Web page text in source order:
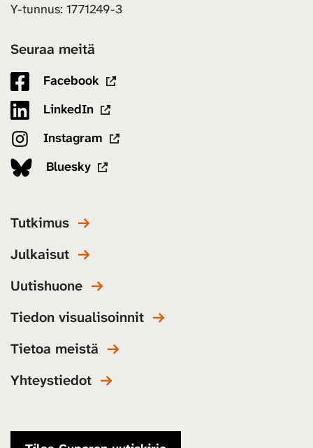
Y-tunnus: 1771249-3
Seuraa meitä
Facebook
LinkedIn
Instagram
Bluesky
Tutkimus
Julkaisut
Uutishuone
Tiedon visualisoinnit
Tietoa meistä
Yhteystiedot